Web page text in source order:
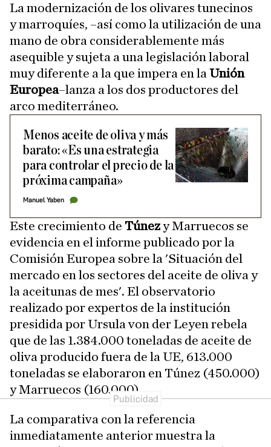
La modernización de los olivares tunecinos
y marroquíes, –así como la utilización de una
mano de obra considerablemente más
asequible y sujeta a una legislación laboral
muy diferente a la que impera en la Unión
Europea–lanza a los dos productores del
arco mediterráneo.
Menos aceite de oliva y más
barato: «Es una estrategia
para controlar el precio de la
próxima campaña»
Manuel Yaben
Este crecimiento de Túnezy Marruecos se
evidencia en el informe publicado por la
Comisión Europea sobre la 'Situación del
mercado en los sectores del aceite de oliva y
la aceitunas de mes'. El observatorio
realizado por expertos de la institución
presidida por Ursula von der Leyen rebela
que de las 1.384.000 toneladas de aceite de
oliva producido fuera de la UE, 613.000
toneladas se elaboraron en Túnez (450.000)
y Marruecos (160.000).
La comparativa con la referencia
inmediatamente anterior muestra la